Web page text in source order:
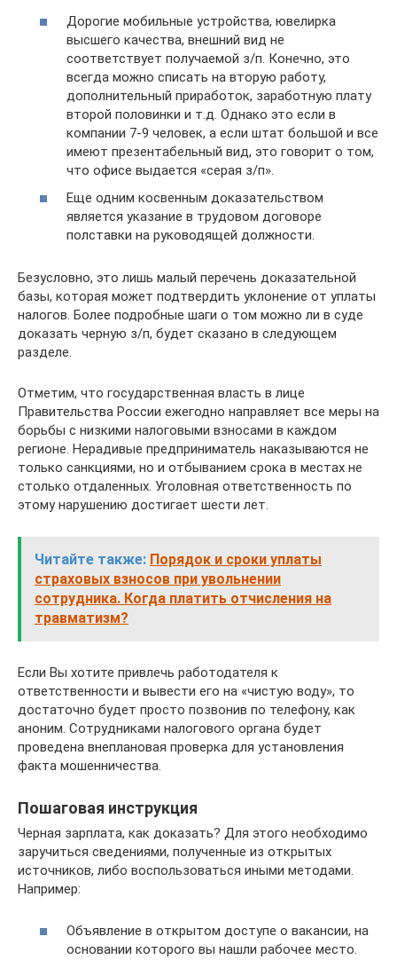
Дорогие мобильные устройства, ювелирка
высшего качества, внешний вид не
соответствует получаемой з/п. Конечно, это
всегда можно списать на вторую работу,
дополнительный приработок, заработную плату
второй половинки и т.д. Однако это если в
компании 7-9 человек, а если штат большой и все
имеют презентабельный вид, это говорит о том,
что офисе выдается «серая з/п».
Еще одним косвенным доказательством
является указание в трудовом договоре
полставки на руководящей должности.
Безусловно, это лишь малый перечень доказательной
базы, которая может подтвердить уклонение от уплаты
налогов. Более подробные шаги о том можно ли в суде
доказать черную з/п, будет сказано в следующем
разделе.
Отметим, что государственная власть в лице
Правительства России ежегодно направляет все меры на
борьбы с низкими налоговыми взносами в каждом
регионе. Нерадивые предприниматель наказываются не
только санкциями, но и отбыванием срока в местах не
столько отдаленных. Уголовная ответственность по
этому нарушению достигает шести лет.
Читайте также: Порядок и сроки уплаты
страховых взносов при увольнении
сотрудника. Когда платить отчисления на
травматизм?
Если Вы хотите привлечь работодателя к
ответственности и вывести его на «чистую воду», то
достаточно будет просто позвонив по телефону, как
аноним. Сотрудниками налогового органа будет
проведена внеплановая проверка для установления
факта мошенничества.
Пошаговая инструкция
Черная зарплата, как доказать? Для этого необходимо
заручиться сведениями, полученные из открытых
источников, либо воспользоваться иными методами.
Например:
Объявление в открытом доступе о вакансии, на
основании которого вы нашли рабочее место.